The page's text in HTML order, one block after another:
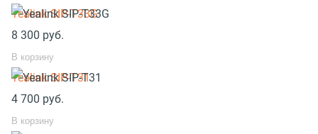
Yealink SIP-T33G
8 300 руб.
В корзину
Yealink SIP-T31
4 700 руб.
В корзину